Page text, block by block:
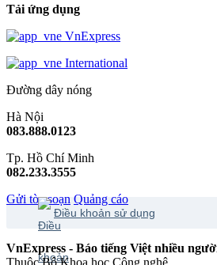
Tải ứng dụng
VnExpress
International
Đường dây nóng
Hà Nội
083.888.0123
Tp. Hồ Chí Minh
082.233.3555
Gửi tòa soạn Quảng cáo
Điều khoản sử dụng
VnExpress - Báo tiếng Việt nhiều
Thuộc Bộ Khoa học Công nghệ